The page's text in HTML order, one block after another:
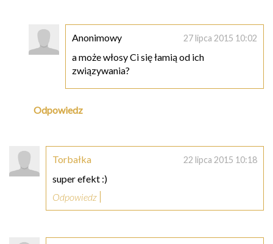
Anonimowy 27 lipca 2015 10:02
a może włosy Ci się łamią od ich
związywania?
Odpowiedz
Torbałka 22 lipca 2015 10:18
super efekt :)
Odpowiedz